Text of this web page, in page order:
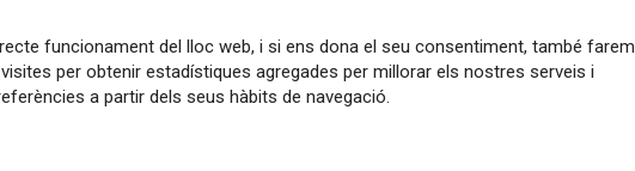
funcionament del lloc web, i si ens dona el seu consentiment, també farem
per obtenir estadístiques agregades per millorar els nostres serveis i
a partir dels seus hàbits de navegació.